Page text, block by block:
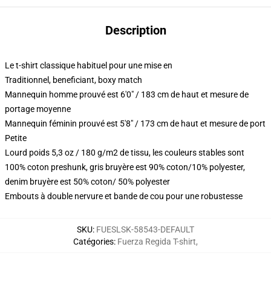
Description
Le t-shirt classique habituel pour une mise en
Traditionnel, beneficiant, boxy match
Mannequin homme prouvé est 6'0" / 183 cm de haut et mesure de
portage moyenne
Mannequin féminin prouvé est 5'8" / 173 cm de haut et mesure de port
Petite
Lourd poids 5,3 oz / 180 g/m2 de tissu, les couleurs stables sont
100% coton preshunk, gris bruyère est 90% coton/10% polyester,
denim bruyère est 50% coton/ 50% polyester
Embouts à double nervure et bande de cou pour une robustesse
SKU: FUESLSK-58543-DEFAULT
Catégories: Fuerza Regida T-shirt,